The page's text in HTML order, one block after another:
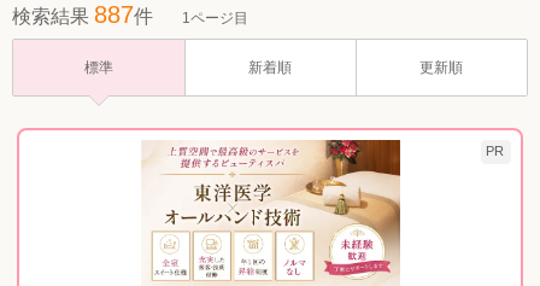
検索結果 887件 1ページ目
標準 新着順 更新順
PR